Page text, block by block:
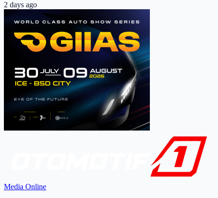
2 days ago
Media Online